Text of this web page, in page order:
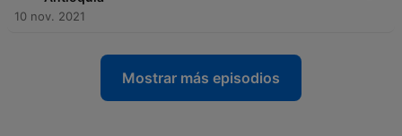
10 nov. 2021
Mostrar más episodios